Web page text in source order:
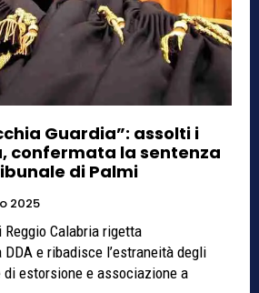
Guardia”: assolti i
confermata la sentenza
di Palmi
2025
Reggio Calabria rigetta
DDA e ribadisce l’estraneità degli
estorsione e associazione a